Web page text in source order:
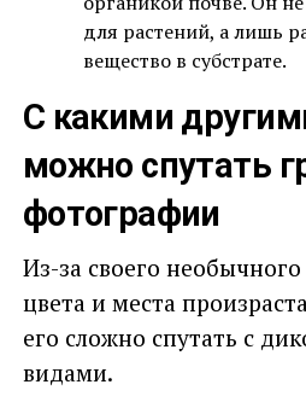
для растений, а лишь
вещество в субстрате.
С какими
можно спутать
фотографии
Из-за своего
цвета и места
его сложно спутать с
видами.